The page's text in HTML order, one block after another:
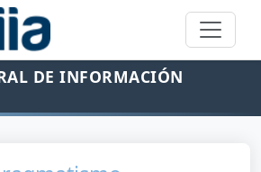
DE INFORMACIÓN